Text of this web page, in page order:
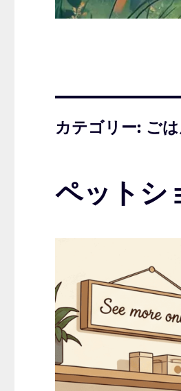
カテゴリー: ご
ペットシ